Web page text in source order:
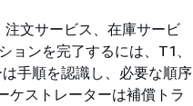
文サービス、在庫サービ
ョンを完了するには、T1、
手順を認識し、必要な順序
ケストレーターは補償トラ